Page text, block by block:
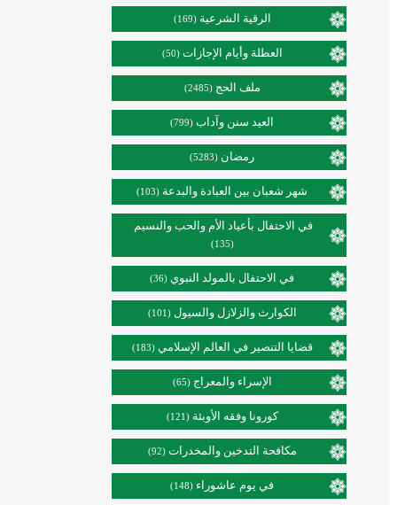
الرقية الشرعية (169)
العطلة وأيام الإجازات (50)
ملف الحج (2485)
العيد سنن وآداب (799)
رمضان (5283)
شهر شعبان بين العبادة والبدعة (103)
في الاحتفال بأعياد الأم والحب والنسيم
(135)
في الاحتفال بالمولد النبوي (36)
الكوارث والزلازل والسيول (101)
قضايا التنصير في العالم الإسلامي (183)
الإسراء والمعراج (65)
كورونا وفقه الأوبئة (121)
مكافحة التدخين والمخدرات (92)
في يوم عاشوراء (148)